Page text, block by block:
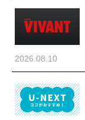
2026.08.10